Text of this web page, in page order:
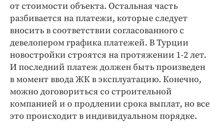
от стоимости объекта. Остальная часть
разбивается на платежи, которые следует
вносить в соответствии согласованного с
девелопером графика платежей. В Турции
новостройки строятся на протяжении 1-2 лет.
И последний платеж должен быть произведен
в момент ввода ЖК в эксплуатацию. Конечно,
можно договориться со строительной
компанией и о продлении срока выплат, но все
это происходит в индивидуальном порядке.